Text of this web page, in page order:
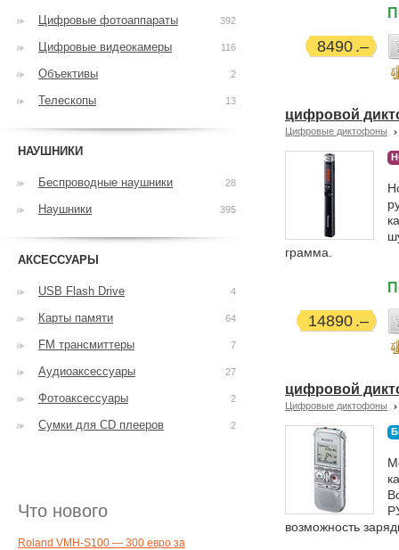
8490
цифровой
Цифровые диктофоны
грамма.
14890
цифровой
Цифровые диктофоны
возможность
Цифровые фотоаппараты 392
Цифровые видеокамеры 116
Объективы 2
Телескопы 13
НАУШНИКИ
Беспроводные наушники 28
Наушники 395
АКСЕССУАРЫ
USB Flash Drive 4
Карты памяти 64
FM трансмиттеры 7
Аудиоаксессуары 27
Фотоаксессуары 2
Сумки для CD плееров 2
Что нового
Roland VMH-S100 — 300 евро за